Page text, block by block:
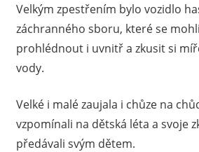
Velkým zpestřením bylo vozidlo
záchranného sboru, které se
prohlédnout i uvnitř a zkusit si
vody.
Velké i malé zaujala i chůze na
vzpomínali na dětská léta a svoje
předávali svým dětem.